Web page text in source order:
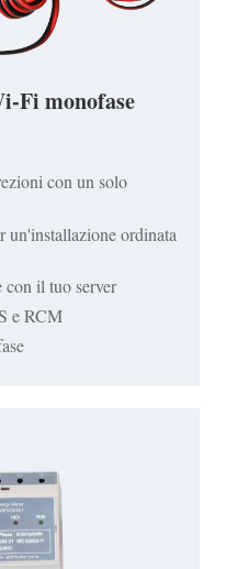
Fi monofase
con un solo
ordinata
con il tuo server
e RCM